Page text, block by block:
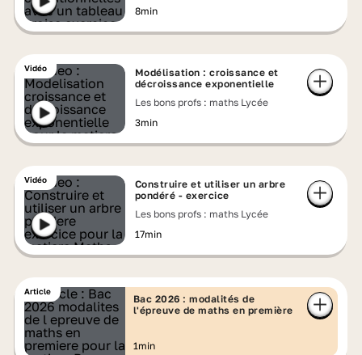
8min
Vidéo
Modélisation : croissance et
décroissance exponentielle
Les bons profs : maths Lycée
3min
Vidéo
Construire et utiliser un arbre
pondéré - exercice
Les bons profs : maths Lycée
17min
Article
Bac 2026 : modalités de
l'épreuve de maths en première
1min